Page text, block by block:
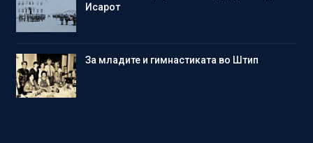
Исарот
Зa младите и гимнастиката во Штип